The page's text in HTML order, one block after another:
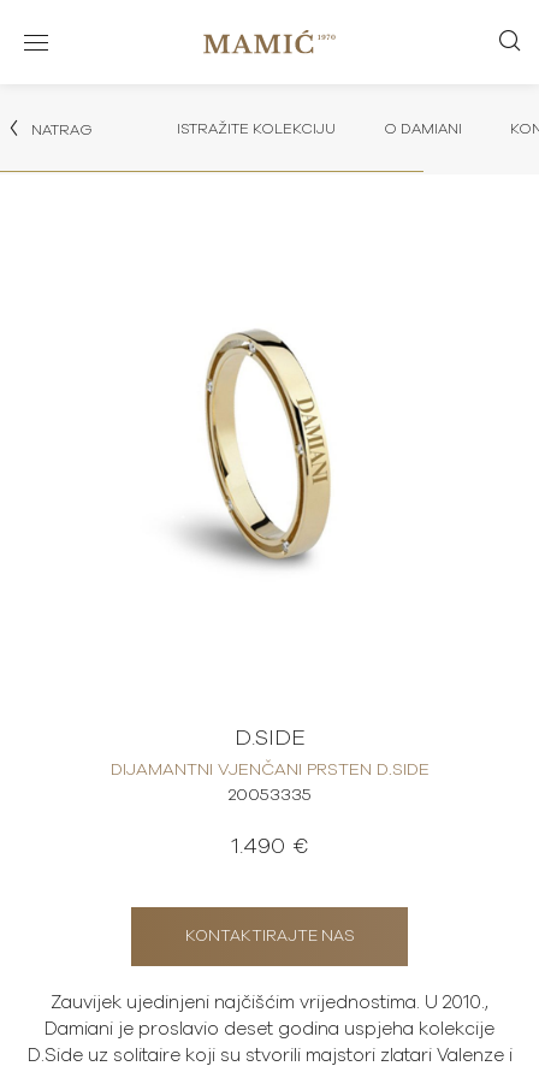
NATRAG ISTRAŽITE KOLEKCIJU O DAMIANI
D.SIDE
DIJAMANTNI VJENČANI PRSTEN D.SIDE
20053335
1.490 €
KONTAKTIRAJTE NAS
Zauvijek ujedinjeni najčišćim vrijednostima. U 2010.,
Damiani je proslavio deset godina uspjeha kolekcije
D.Side uz solitaire koji su stvorili majstori zlatari Valenze i